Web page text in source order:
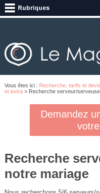
Vous êtes ici : Recherche, tarifs et
et extra> Recherche serveur/
Demandez
Recherche
notre mariage